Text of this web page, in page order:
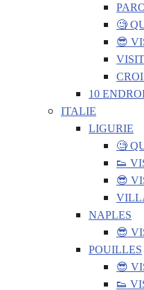
🧐
😎
10
ITALIE
LIGURIE
🧐
👟
😎
NAPLES
😎
POUILLES
😎
👟